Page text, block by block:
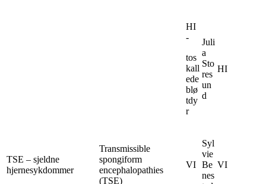
HI
-
tos
kall
ede
blø
tdy
r
Juli
a
Sto
res
un
d
HI
TSE – sjeldne
hjernesykdommer
Transmissible
spongiform
encephalopathies
(TSE)
VI
Syl
vie
Be
nes
VI